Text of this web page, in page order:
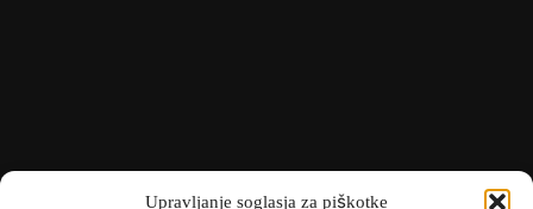
Upravljanje soglasja za piškotke